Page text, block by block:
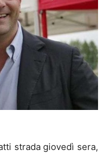
strada giovedì sera,